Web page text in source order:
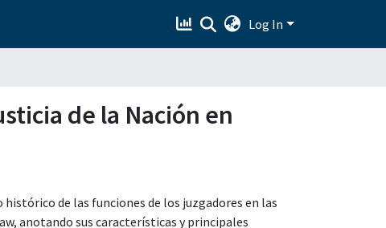
Log In
de la Nación en
de las funciones de los juzgadores en las
anotando sus características y principales